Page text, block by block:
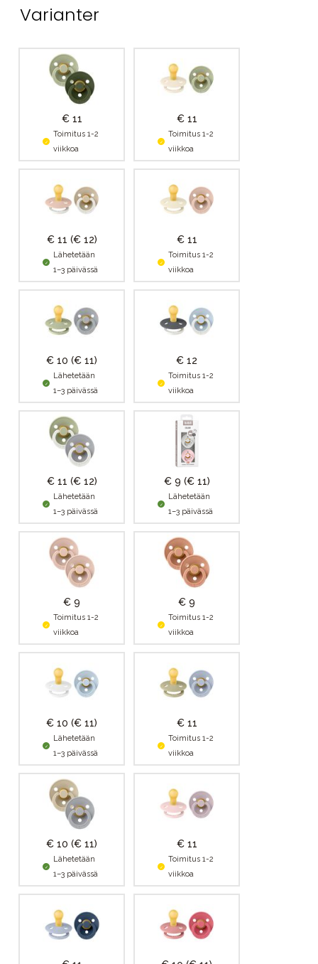
Varianter
€ 11
Toimitus 1-2
viikkoa
€ 11
Toimitus 1-2
viikkoa
€ 11 (€ 12)
Lähetetään
1–3 päivässä
€ 11
Toimitus 1-2
viikkoa
€ 10 (€ 11)
Lähetetään
1–3 päivässä
€ 12
Toimitus 1-2
viikkoa
€ 11 (€ 12)
Lähetetään
1–3 päivässä
€ 9 (€ 11)
Lähetetään
1–3 päivässä
€ 9
Toimitus 1-2
viikkoa
€ 9
Toimitus 1-2
viikkoa
€ 10 (€ 11)
Lähetetään
1–3 päivässä
€ 11
Toimitus 1-2
viikkoa
€ 10 (€ 11)
Lähetetään
1–3 päivässä
€ 11
Toimitus 1-2
viikkoa